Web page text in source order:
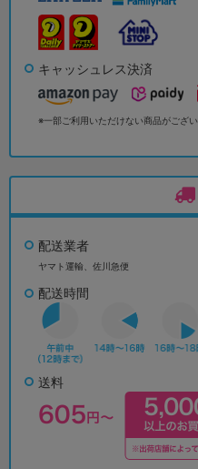
キャッシュレス決済
※一部ご利用いただけない商品がござい
配送業者
ヤマト運輸、佐川急便
配送時間
送料